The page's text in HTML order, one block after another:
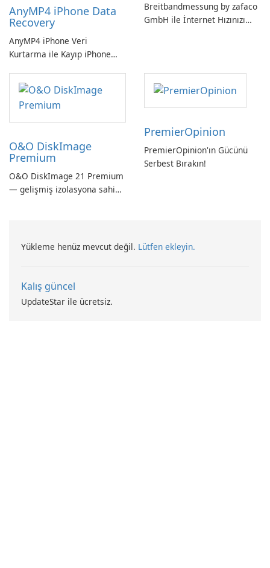
AnyMP4 iPhone Data
Recovery
AnyMP4 iPhone Veri
Kurtarma ile Kayıp iPhone
Breitbandmessung by zafaco
GmbH ile İnternet Hızınızı
O&O DiskImage
Premium
O&O DiskImage 21 Premium
— gelişmiş izolasyona sahip
PremierOpinion
PremierOpinion'ın Gücünü
Serbest Bırakın!
Yükleme henüz mevcut değil. Lütfen ekleyin.
Kalış güncel
UpdateStar ile ücretsiz.